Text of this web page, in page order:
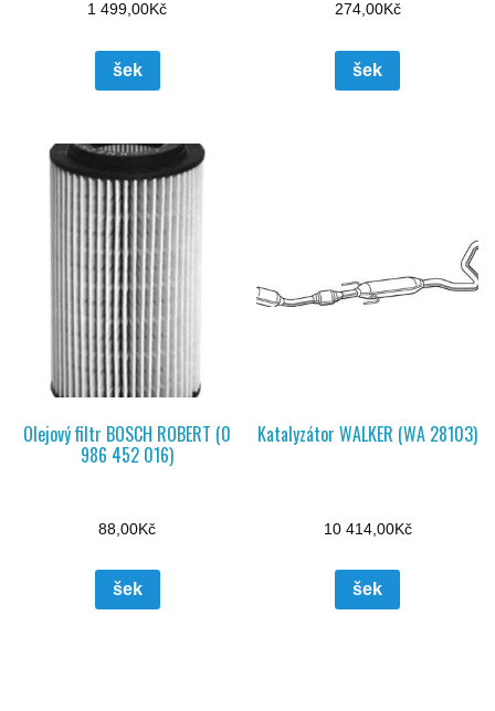
1 499,00Kč
šek
274,00Kč
šek
Olejový filtr BOSCH ROBERT (0
986 452 016)
88,00Kč
šek
Katalyzátor WALKER (WA 28103)
10 414,00Kč
šek